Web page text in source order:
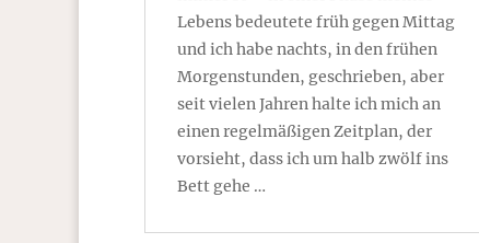
Lebens bedeutete früh gegen Mittag
und ich habe nachts, in den frühen
Morgenstunden, geschrieben, aber
seit vielen Jahren halte ich mich an
einen regelmäßigen Zeitplan, der
vorsieht, dass ich um halb zwölf ins
Bett gehe …